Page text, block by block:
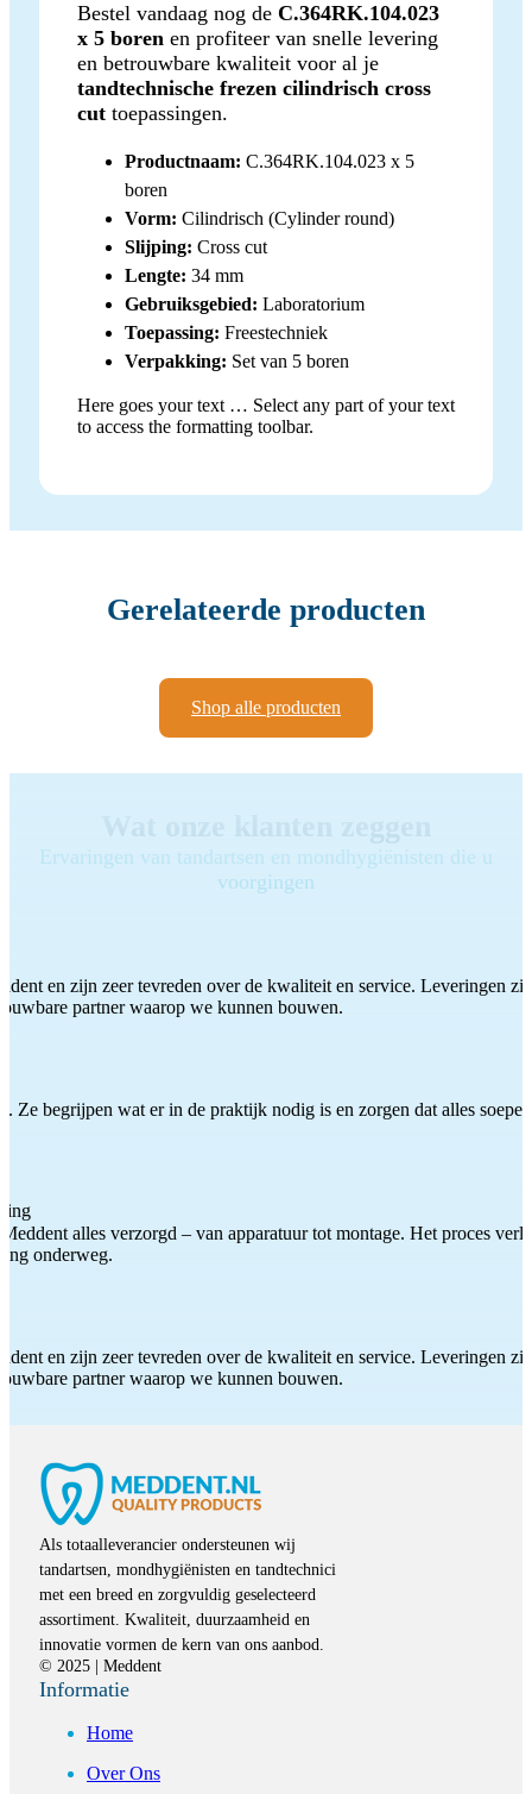
Bestel vandaag nog de C.364RK.104.023
x 5 boren en profiteer van snelle levering
en betrouwbare kwaliteit voor al je
tandtechnische frezen cilindrisch cross
cut toepassingen.
Productnaam: C.364RK.104.023 x 5
boren
Vorm: Cilindrisch (Cylinder round)
Slijping: Cross cut
Lengte: 34 mm
Gebruiksgebied: Laboratorium
Toepassing: Freestechniek
Verpakking: Set van 5 boren
Here goes your text … Select any part of your text
to access the formatting toolbar.
Gerelateerde producten
Shop alle producten
Ervaringen van tandartsen en mondhygiënisten die u
voorgingen
en zijn zeer tevreden over de kwaliteit en service. Leveringen
partner waarop we kunnen bouwen.
Ze begrijpen wat er in de praktijk nodig is en zorgen dat alles
alles verzorgd – van apparatuur tot montage. Het proces
onderweg.
en zijn zeer tevreden over de kwaliteit en service. Leveringen
partner waarop we kunnen bouwen.
Als totaalleverancier ondersteunen wij
tandartsen, mondhygiënisten en tandtechnici
met een breed en zorgvuldig geselecteerd
assortiment. Kwaliteit, duurzaamheid en
innovatie vormen de kern van ons aanbod.
© 2025 | Meddent
Informatie
Home
Over Ons